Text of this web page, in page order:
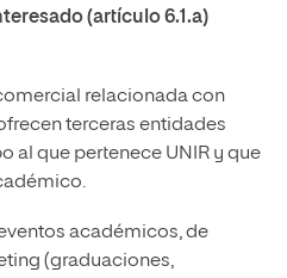
(artículo 6.1.a)
relacionada con
terceras entidades
al que pertenece UNIR y que
académicos, de
(graduaciones,